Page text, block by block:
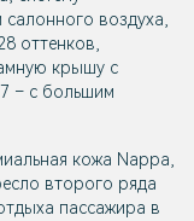
воздуха,
оттенков,
крышу с
– с большим
кожа Nappa,
второго ряда
пассажира в